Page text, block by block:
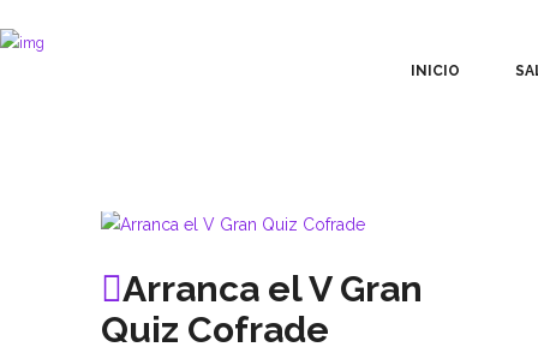
INICIO
Arranca el V Gran
Quiz Cofrade